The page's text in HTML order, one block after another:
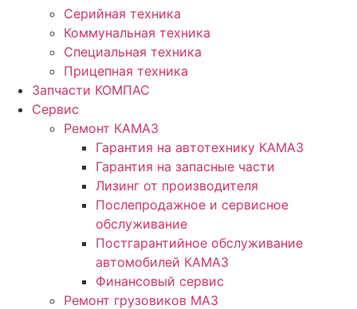
Серийная техника
Коммунальная техника
Специальная техника
Прицепная техника
Запчасти КОМПАС
Сервис
Ремонт КАМАЗ
Гарантия на автотехнику КАМАЗ
Гарантия на запасные части
Лизинг от производителя
Послепродажное и сервисное
обслуживание
Постгарантийное обслуживание
автомобилей КАМАЗ
Финансовый сервис
Ремонт грузовиков МАЗ